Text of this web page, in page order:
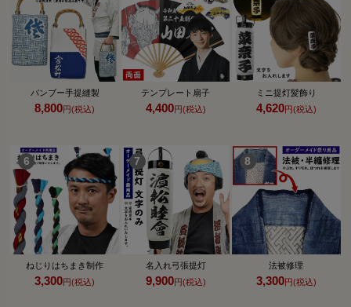
バンブー手提縫製
8,800円(税込)
テンプレート扇子
4,400円(税込)
ミニ提灯髪飾り
4,620円(税込)
ねじりはちまき制作
3,300円(税込)
名入れ弓張提灯
9,900円(税込)
法被修理
3,300円(税込)